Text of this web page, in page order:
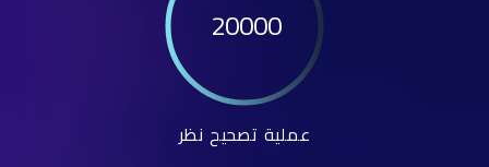
20000
عملية تصحيح نظر